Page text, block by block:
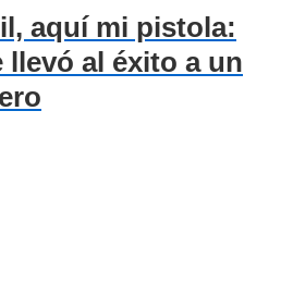
aquí mi pistola:
llevó al éxito a un